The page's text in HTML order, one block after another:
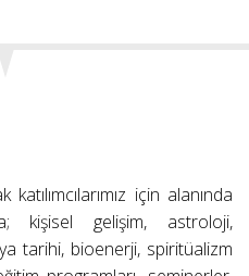
için alanında
kişisel gelişim, astroloji,
tarihi, bioenerji, spiritüalizm